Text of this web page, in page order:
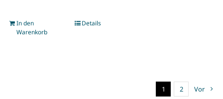
In den
Warenkorb
Details
1 2 Vor